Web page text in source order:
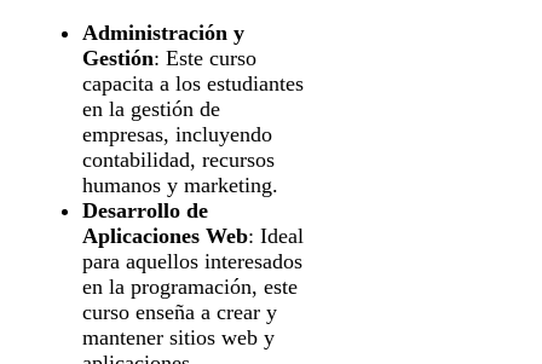
Administración y
Gestión: Este curso
capacita a los estudiantes
en la gestión de
empresas, incluyendo
contabilidad, recursos
humanos y marketing.
Desarrollo de
Aplicaciones Web: Ideal
para aquellos interesados
en la programación, este
curso enseña a crear y
mantener sitios web y